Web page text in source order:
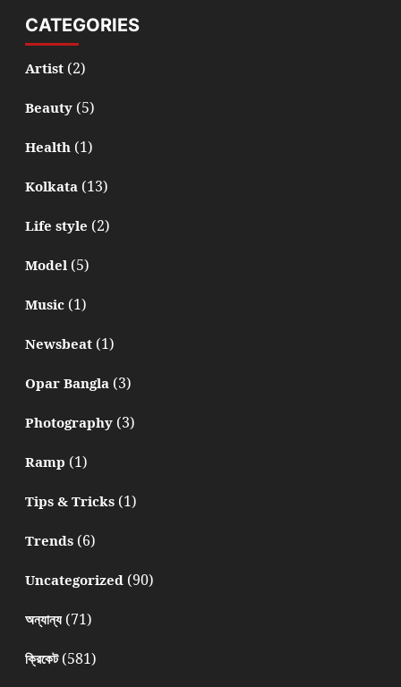
CATEGORIES
Artist(2)
Beauty(5)
Health(1)
Kolkata(13)
Life style (2)
Model(5)
Music(1)
Newsbeat(1)
Opar Bangla(3)
Photography(3)
Ramp (1)
Tips & Tricks(1)
Trends(6)
Uncategorized(90)
অন্যান্য(71)
ক্রিকেট(581)